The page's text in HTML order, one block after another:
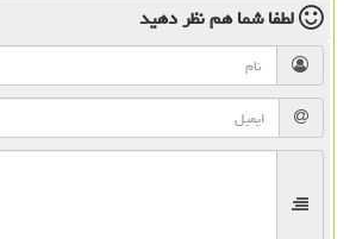
لطفا شما همنظر دهید